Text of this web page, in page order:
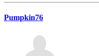
Pumpkin76